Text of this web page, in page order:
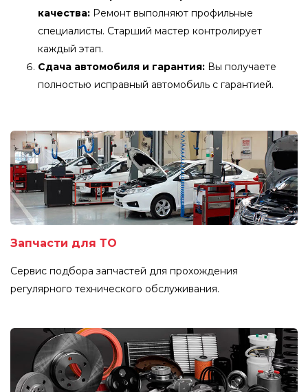
качества: Ремонт выполняют профильные
специалисты. Старший мастер контролирует
каждый этап.
Сдача автомобиля и гарантия: Вы получаете
полностью исправный автомобиль с гарантией.
Запчасти для ТО
Сервис подбора запчастей для прохождения
регулярного технического обслуживания.